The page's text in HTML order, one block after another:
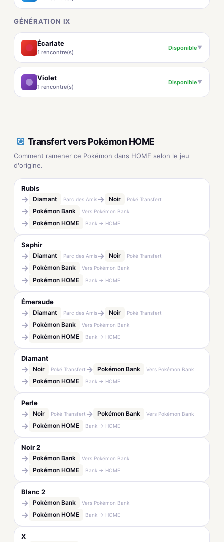
GÉNÉRATION IX
Écarlate
1 rencontre(s)
Disponible▼
Violet
1 rencontre(s)
Disponible▼
Transfert vers Pokémon HOME
Comment ramener ce Pokémon dans HOME selon le jeu
d'origine.
Rubis
→ Diamant Parc des Amis→ Noir Poké Transfert
→ Pokémon Bank Vers Pokémon Bank
→ Pokémon HOME Bank → HOME
Saphir
→ Diamant Parc des Amis→ Noir Poké Transfert
→ Pokémon Bank Vers Pokémon Bank
→ Pokémon HOME Bank → HOME
Émeraude
→ Diamant Parc des Amis→ Noir Poké Transfert
→ Pokémon Bank Vers Pokémon Bank
→ Pokémon HOME Bank → HOME
Diamant
→ Noir Poké Transfert → Pokémon Bank Vers Pokémon Bank
→ Pokémon HOME Bank → HOME
Perle
→ Noir Poké Transfert → Pokémon Bank Vers Pokémon Bank
→ Pokémon HOME Bank → HOME
Noir 2
→ Pokémon Bank Vers Pokémon Bank
→ Pokémon HOME Bank → HOME
Blanc 2
→ Pokémon Bank Vers Pokémon Bank
→ Pokémon HOME Bank → HOME
X